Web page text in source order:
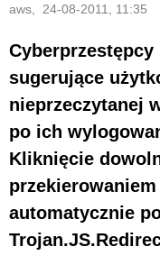
aws, 24-08-2011, 11:35
Cyberprzestępcy
sugerujące
nieprzeczytanej
po ich
Kliknięcie
automatycznie